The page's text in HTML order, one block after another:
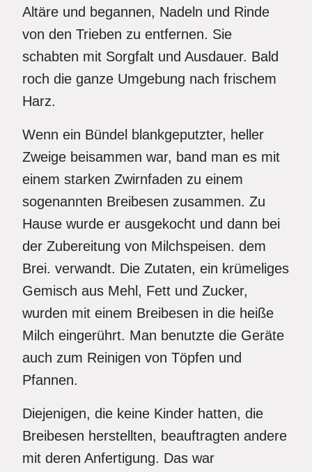
Altäre und begannen, Nadeln und Rinde
von den Trieben zu entfernen. Sie
schabten mit Sorgfalt und Ausdauer. Bald
roch die ganze Umgebung nach frischem
Harz.
Wenn ein Bündel blankgeputzter, heller
Zweige beisammen war, band man es mit
einem starken Zwirnfaden zu einem
sogenannten Breibesen zusammen. Zu
Hause wurde er ausgekocht und dann bei
der Zubereitung von Milchspeisen. dem
Brei. verwandt. Die Zutaten, ein krümeliges
Gemisch aus Mehl, Fett und Zucker,
wurden mit einem Breibesen in die heiße
Milch eingerührt. Man benutzte die Geräte
auch zum Reinigen von Töpfen und
Pfannen.
Diejenigen, die keine Kinder hatten, die
Breibesen herstellten, beauftragten andere
mit deren Anfertigung. Das war